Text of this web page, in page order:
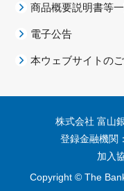
商品概要説明書等
電子公告
本ウェブサイトの
株式会社 富山
登録金融機関
加入
Copyright © The